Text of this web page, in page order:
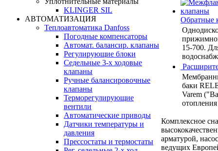
KLINGER SIL
АВТОМАТИЗАЦИЯ
Теплоавтоматика Danfoss
Погодные компенсаторы
Автомат. балансир. клапаны
Регулирующие блоки
Седельные 3-х ходовые
клапаны
Ручные балансировочные
клапаны
Терморегулирующие
вентили
Автоматические приводы
Датчики температуры и
давления
Прессостаты и термостаты
Обратные
15-700.
баки
Varem
Комплексное
арматурой,
ведущих